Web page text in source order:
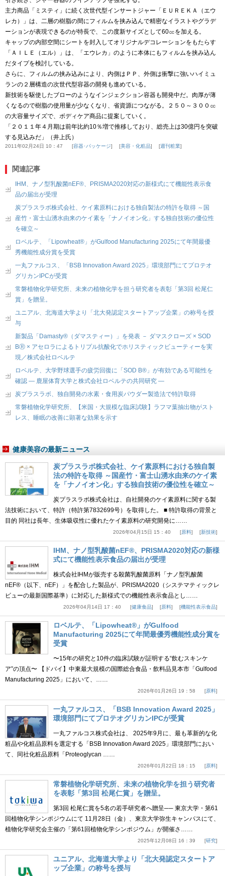
主力商品「ミスティ」に続く次世代型インサートジャー「ＥＵＲＥＫＡ（エウ
レカ）」は、二層の樹脂の間にフィルムを挟み込んで精密なイラストやグラデ
ーションが表現できるのが特長で、この度新サイズとして60㏄を加える。
キャップの内部空間にシートを封入してオリジナルデコレーションをもたらす
「ＡＩＬＥ（エル）」は、「エウレカ」のように本体にもフィルムを挟み込ん
だタイプを検討している。
さらに、フィルムの挟み込みにより、内側はＰＰ、外側は衝撃に強いハイミュ
ランの２層構造の次世代型容器の開発も進めている。
新技術を駆使したブローのようなインジェクション容器も開発中だ。肉厚が薄
くなるので樹脂の使用量が少なくなり、省資源につながる。２５０～３００㏄
の大容量サイズで、ボディケア商品に提案していく。
「２０１１年４月期は前年比約10％増で推移しており、総売上は30億円を突破
する見込みだ」（井上氏）
2011年02月24日 10：47 容器･パッケージ 美容・化粧品 週刊粧業
関連記事
IHM、ナノ型乳酸菌nEF®、PRISMA2020対応の新様式にて機能性表示食
品の届出が受理
炭プラスラボ株式会社、ケイ素原料における独自製法の特許を取得 ～国
産竹・富士山湧水由来のケイ素を「ナノイオン化」する独自技術の優位性
を確立～
ロベルテ、「Lipowheat®」がGulfood Manufacturing 2025にて年間最優
秀機能性成分賞を受賞
一丸ファルコス、「BSB Innovation Award 2025」環境部門にてプロテオ
グリカンIPCが受賞
常磐植物化学研究所、未来の植物化学を担う研究者を表彰「第3回 松尾仁
賞」を贈呈。
ユニアル、北海道大学より「北大発認定スタートアップ企業」の称号を授
与
新製品「Damasty®（ダマスティー）」を発表 － ダマスクローズ × SOD
BⓇ × アセロラによるトリプル抗酸化でホリスティックビューティーを実
現／株式会社ロベルテ
ロベルテ、大学野球選手の疲労回復に「SOD B®」が有効である可能性を
確認 ― 鹿屋体育大学と株式会社ロベルテの共同研究 ―
炭プラスラボ、独自開発の水素・食用炭パウダー製造法で特許取得
常磐植物化学研究所、【米国・大規模な臨床試験】ラフマ葉抽出物がスト
レス、睡眠の改善に顕著な効果を示す
健康美容の最新ニュース
炭プラスラボ株式会社、ケイ素原料における独自製
法の特許を取得 ～国産竹・富士山湧水由来のケイ素
を「ナノイオン化」する独自技術の優位性を確立～
炭プラスラボ株式会社は、自社開発のケイ素原料に関する製
法技術において、特許（特許第7832699号）を取得した。 ■ 特許取得の背景と
目的 同社は長年、生体吸収性に優れたケイ素原料の研究開発に……
2026年04月15日 15：40 原料 新技術
IHM、ナノ型乳酸菌nEF®、PRISMA2020対応の新様
式にて機能性表示食品の届出が受理
株式会社IHMが販売する殺菌乳酸菌原料「ナノ型乳酸菌
nEF®（以下、nEF）」を配合した製品が、PRISMA2020（システマティックレ
ビューの最新国際基準）に対応した新様式での機能性表示食品とし……
2026年04月14日 17：40 健康食品 原料 機能性表示食品
ロベルテ、「Lipowheat®」がGulfood
Manufacturing 2025にて年間最優秀機能性成分賞を
受賞
〜15年の研究と10件の臨床試験が証明する“飲むスキンケ
ア”の頂点〜 【ドバイ】中東最大規模の国際総合食品・飲料品見本市「Gulfood
Manufacturing 2025」において、……
2026年01月26日 19：58 原料
一丸ファルコス、「BSB Innovation Award 2025」
環境部門にてプロテオグリカンIPCが受賞
一丸ファルコス株式会社は、 2025年9月に、最も革新的な化
粧品や化粧品原料を選定する「BSB Innovation Award 2025」環境部門におい
て、同社化粧品原料「Proteoglycan ……
2026年01月22日 18：15 原料
常磐植物化学研究所、未来の植物化学を担う研究者
を表彰「第3回 松尾仁賞」を贈呈。
第3回 松尾仁賞を5名の若手研究者へ贈呈── 東京大学・第61
回植物化学シンポジウムにて 11月28日（金）、東京大学弥生キャンパスにて、
植物化学研究会主催の「第61回植物化学シンポジウム」が開催さ……
2025年12月08日 16：39 研究
ユニアル、北海道大学より「北大発認定スタートア
ップ企業」の称号を授与